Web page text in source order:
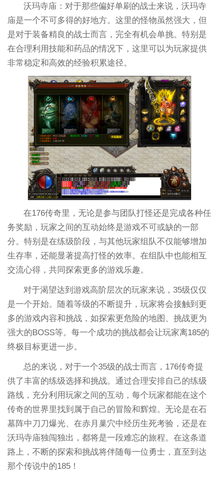
沃玛寺庙：对于那些偏好单刷的战士来说，沃玛寺
庙是一个不可多得的好地方。这里的怪物虽然强大，但
是对于装备精良的战士而言，完全有机会单挑。特别是
在合理利用技能和药品的情况下，这里可以为玩家提供
非常稳定和高效的经验积累途径。
在176传奇里，无论是参与团队打怪还是完成各种任
务奖励，玩家之间的互动始终是游戏不可或缺的一部
分。特别是在练级阶段，与其他玩家组队不仅能够增加
生存率，还能显著提高打怪的效率。在组队中也能相互
交流心得，共同探索更多的游戏乐趣。
对于渴望达到游戏高阶层次的玩家来说，35级仅仅
是一个开始。随着等级的不断提升，玩家将会接触到更
多的游戏内容和挑战，如探索更危险的地图、挑战更为
强大的BOSS等。每一个成功的挑战都会让玩家离185的
终极目标更进一步。
总的来说，对于一个35级的战士而言，176传奇提
供了丰富的练级选择和挑战。通过合理安排自己的练级
路线，充分利用玩家之间的互动，每个玩家都能在这个
传奇的世界里找到属于自己的冒险和辉煌。无论是在石
墓阵中刀刀爆光、在赤月巢穴中经历生死考验，还是在
沃玛寺庙独闯独出，都将是一段难忘的旅程。在这条道
路上，不断的探索和挑战将伴随每一位勇士，直至到达
那个传说中的185！